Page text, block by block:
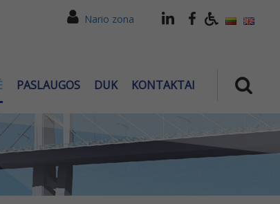
Nario zona
PASLAUGOS DUK KONTAKTAI